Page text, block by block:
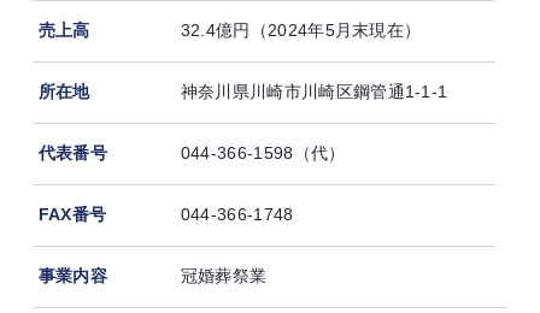
売上高 32.4億円（2024年5月末現在）
所在地 神奈川県川崎市川崎区鋼管通1-1-1
代表番号 044-366-1598（代）
FAX番号 044-366-1748
事業内容 冠婚葬祭業